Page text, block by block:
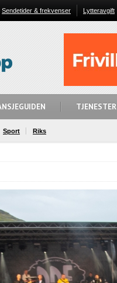
Sendetider & frekvenser Lytteravgift
TJENESTER
Sport Riks